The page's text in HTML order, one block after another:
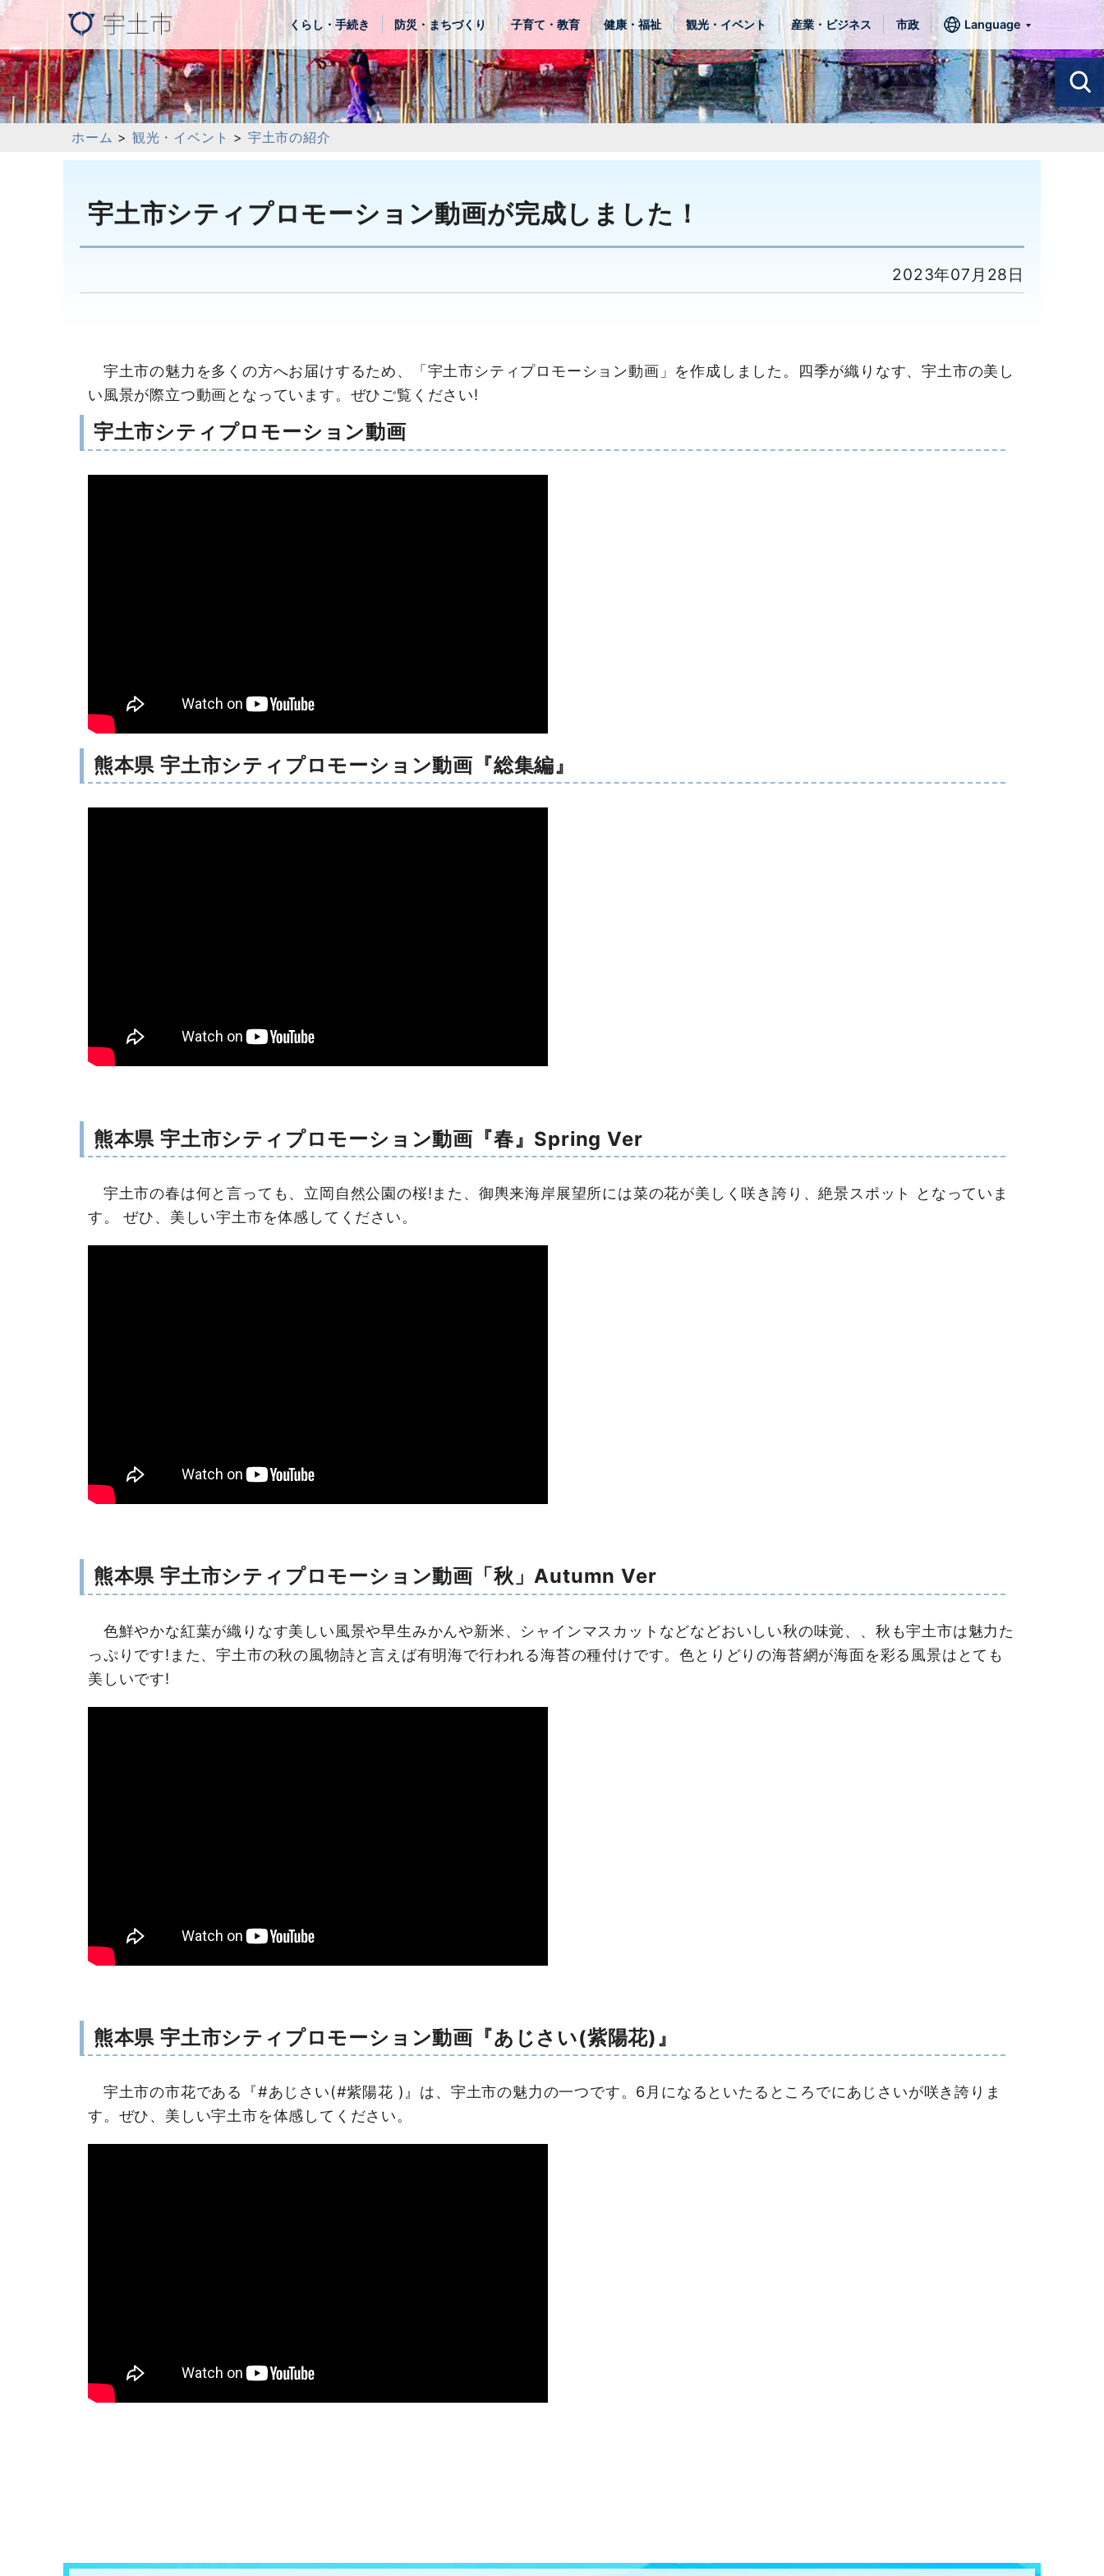
くらし・手続き 防災・まちづくり 子育て・教育 健康・福祉 観光・イベント 産業・ビジネス 市政 Language
ホーム > 観光・イベント > 宇土市の紹介
宇土市シティプロモーション動画が完成しました！
2023年07月28日
宇土市の魅力を多くの方へお届けするため、「宇土市シティプロモーション動画」を作成しました。四季が織りなす、宇土市の美し
い風景が際立つ動画となっています。ぜひご覧ください!
宇土市シティプロモーション動画
熊本県 宇土市シティプロモーション動画『総集編』
熊本県 宇土市シティプロモーション動画『春』Spring Ver
宇土市の春は何と言っても、立岡自然公園の桜!また、御輿来海岸展望所には菜の花が美しく咲き誇り、絶景スポット となっていま
す。 ぜひ、美しい宇土市を体感してください。
熊本県 宇土市シティプロモーション動画「秋」Autumn Ver
色鮮やかな紅葉が織りなす美しい風景や早生みかんや新米、シャインマスカットなどなどおいしい秋の味覚、、秋も宇土市は魅力た
っぷりです!また、宇土市の秋の風物詩と言えば有明海で行われる海苔の種付けです。色とりどりの海苔網が海面を彩る風景はとても
美しいです!
熊本県 宇土市シティプロモーション動画『あじさい(紫陽花)』
宇土市の市花である『#あじさい(#紫陽花 )』は、宇土市の魅力の一つです。6月になるといたるところでにあじさいが咲き誇りま
す。ぜひ、美しい宇土市を体感してください。